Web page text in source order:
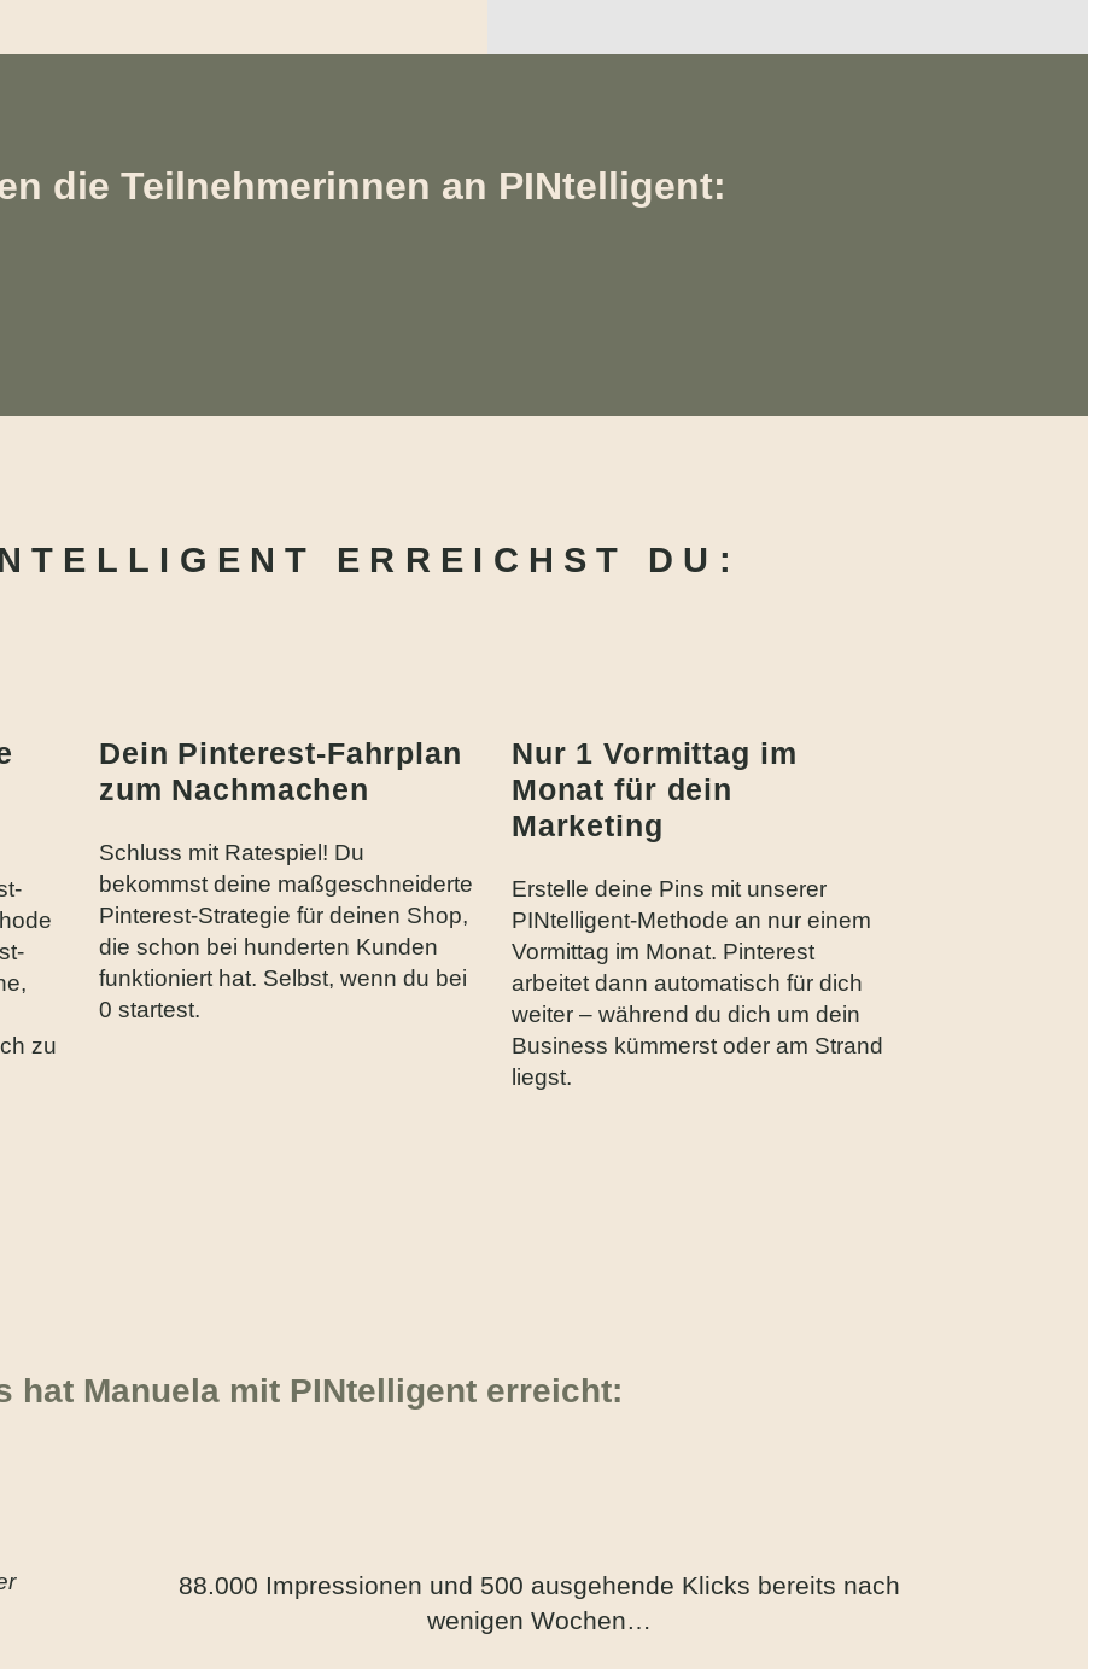
die Teilnehmerinnen an PINtelligent:
ERREICHST DU:
zu
Dein Pinterest-Fahrplan
zum Nachmachen
Schluss mit Ratespiel! Du
bekommst deine maßgeschneiderte
Pinterest-Strategie für deinen Shop,
die schon bei hunderten Kunden
funktioniert hat. Selbst, wenn du bei
0 startest.
Nur 1 Vormittag im
Monat für dein
Marketing
Erstelle deine Pins mit unserer
PINtelligent-Methode an nur einem
Vormittag im Monat. Pinterest
arbeitet dann automatisch für dich
weiter – während du dich um dein
Business kümmerst oder am Strand
liegst.
hat Manuela mit PINtelligent erreicht:
88.000 Impressionen und 500 ausgehende Klicks bereits nach
wenigen Wochen…